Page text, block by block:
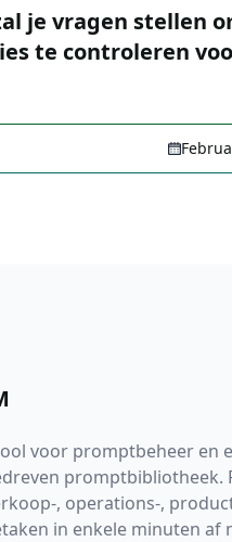
je vragen stellen
te controleren
voor promptbeheer en
promptbibliotheek.
, operations-,
in enkele minuten af